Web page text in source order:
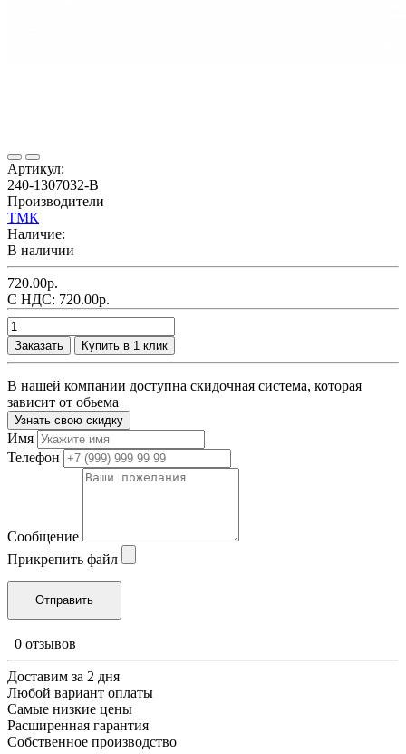
Артикул:
240-1307032-В
Производители
ТМК
Наличие:
В наличии
720.00р.
С НДС: 720.00р.
Заказать Купить в 1 клик
В нашей компании доступна скидочная система, которая
зависит от обьема
Узнать свою скидку
Имя
Телефон
Сообщение
Прикрепить файл
0 отзывов
Доставим за 2 дня
Любой вариант оплаты
Самые низкие цены
Расширенная гарантия
Собственное производство